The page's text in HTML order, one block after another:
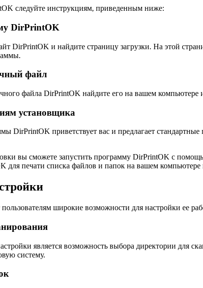
следуйте инструкциям, приведенным ниже:
DirPrintOK
DirPrintOK и найдите страницу загрузки. На этой
файл
файла DirPrintOK найдите его на вашем
установщика
DirPrintOK приветствует вас и предлагает
вы сможете запустить программу DirPrintOK с
для печати списка файлов и папок на вашем
широкие возможности для настройки ее
является возможность выбора директории для
систему.